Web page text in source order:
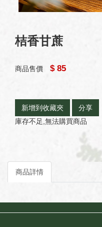
桔香甘蔗
商品售價 $ 85
新增到收藏夾
分享
庫存不足,無法購買商品
商品詳情